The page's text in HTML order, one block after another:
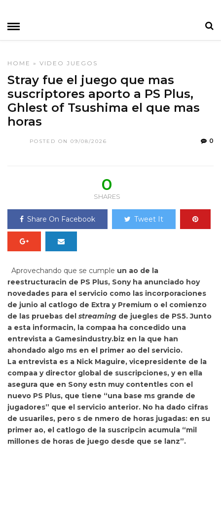
HOME » VIDEO JUEGOS
Stray fue el juego que mas
suscriptores aporto a PS Plus,
Ghlest of Tsushima el que mas
horas
POSTED ON 09/08/2026 0
0
SHARES
Share On Facebook Tweet It
Aprovechando que se cumple un ao de la
reestructuracin de PS Plus, Sony ha anunciado hoy
novedades para el servicio como las incorporaciones
de junio al catlogo de Extra y Premium o el comienzo
de las pruebas del streaming de juegles de PS5. Junto
a esta informacin, la compaa ha concedido una
entrevista a Gamesindustry.biz en la que han
ahondado algo ms en el primer ao del servicio.
La entrevista es a Nick Maguire, vicepresidente de la
compaa y director global de suscripciones, y en ella
asegura que en Sony estn muy contentles con el
nuevo PS Plus, que tiene “una base ms grande de
jugadores” que el servicio anterior. No ha dado cifras
de usuariles, pero s de nmero de horas jugadas: en su
primer ao, el catlogo de la suscripcin acumula “mil
millones de horas de juego desde que se lanz”.